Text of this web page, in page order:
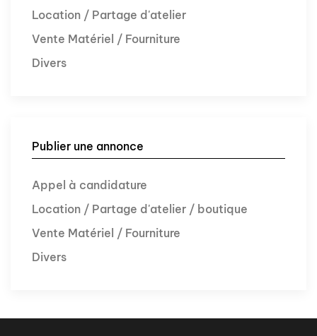
Location / Partage d'atelier
Vente Matériel / Fourniture
Divers
Publier une annonce
Appel à candidature
Location / Partage d'atelier / boutique
Vente Matériel / Fourniture
Divers